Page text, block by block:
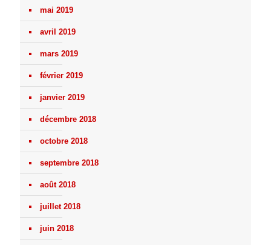
mai 2019
avril 2019
mars 2019
février 2019
janvier 2019
décembre 2018
octobre 2018
septembre 2018
août 2018
juillet 2018
juin 2018